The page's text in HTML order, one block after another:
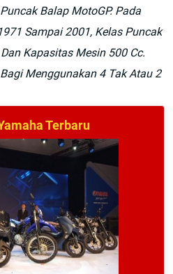
Balap MotoGP. Pada
Sampai 2001, Kelas Puncak
Kapasitas Mesin 500 Cc.
Menggunakan 4 Tak Atau 2
Terbaru